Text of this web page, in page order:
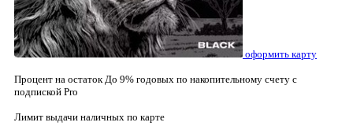
оформить карту
Процент на остаток До 9% годовых по накопительному счету с
подпиской Pro
Лимит выдачи наличных по карте